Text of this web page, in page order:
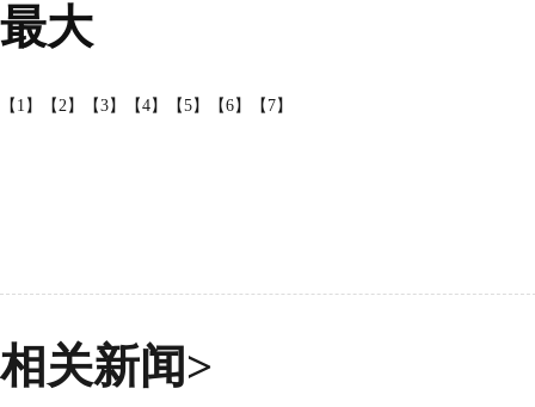
最大
【1】 【2】 【3】 【4】 【5】 【6】 【7】
相关新闻>